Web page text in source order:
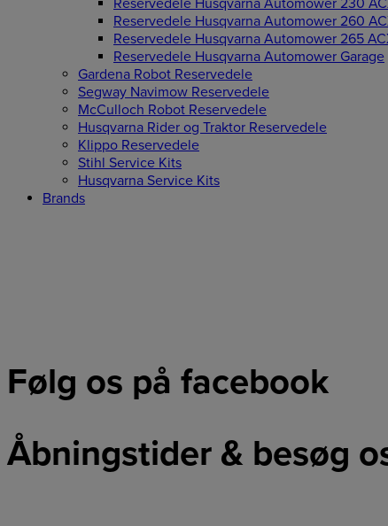
Reservedele Husqvarna Automower 260
Reservedele Husqvarna Automower 265
Reservedele Husqvarna Automower Garage
Gardena Robot Reservedele
Segway Navimow Reservedele
McCulloch Robot Reservedele
Husqvarna Rider og Traktor Reservedele
Klippo Reservedele
Stihl Service Kits
Husqvarna Service Kits
Brands
Følg os på facebook
Åbningstider & besøg